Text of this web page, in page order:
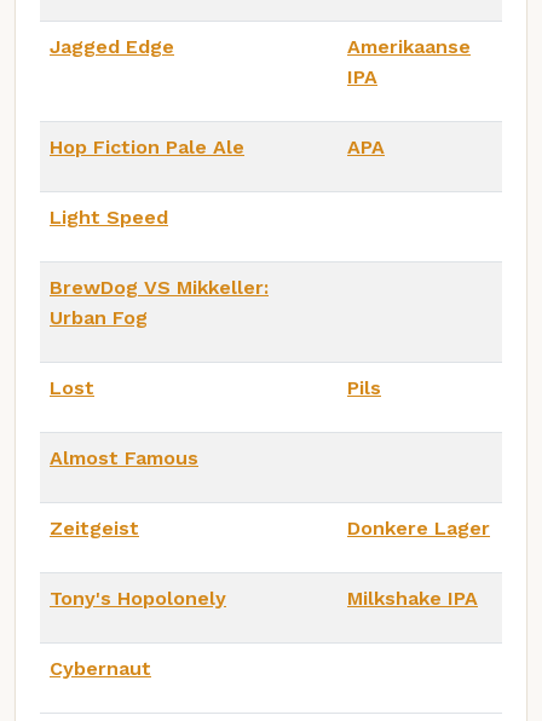
Jagged Edge
Amerikaanse
IPA
Hop Fiction Pale Ale APA
Light Speed
BrewDog VS Mikkeller:
Urban Fog
Lost Pils
Almost Famous
Zeitgeist Donkere Lager
Tony's Hopolonely Milkshake IPA
Cybernaut